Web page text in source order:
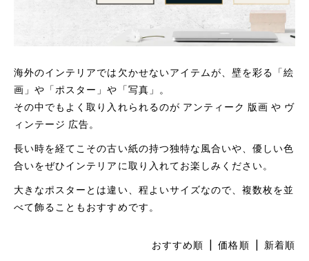
海外のインテリアでは欠かせないアイテムが、壁を彩る「絵
画」や「ポスター」や「写真」。
その中でもよく取り入れられるのが アンティーク 版画 や ヴ
ィンテージ 広告。
長い時を経てこその古い紙の持つ独特な風合いや、優しい色
合いをぜひインテリアに取り入れてお楽しみください。
大きなポスターとは違い、程よいサイズなので、複数枚を並
べて飾ることもおすすめです。
おすすめ順 |価格順 | 新着順